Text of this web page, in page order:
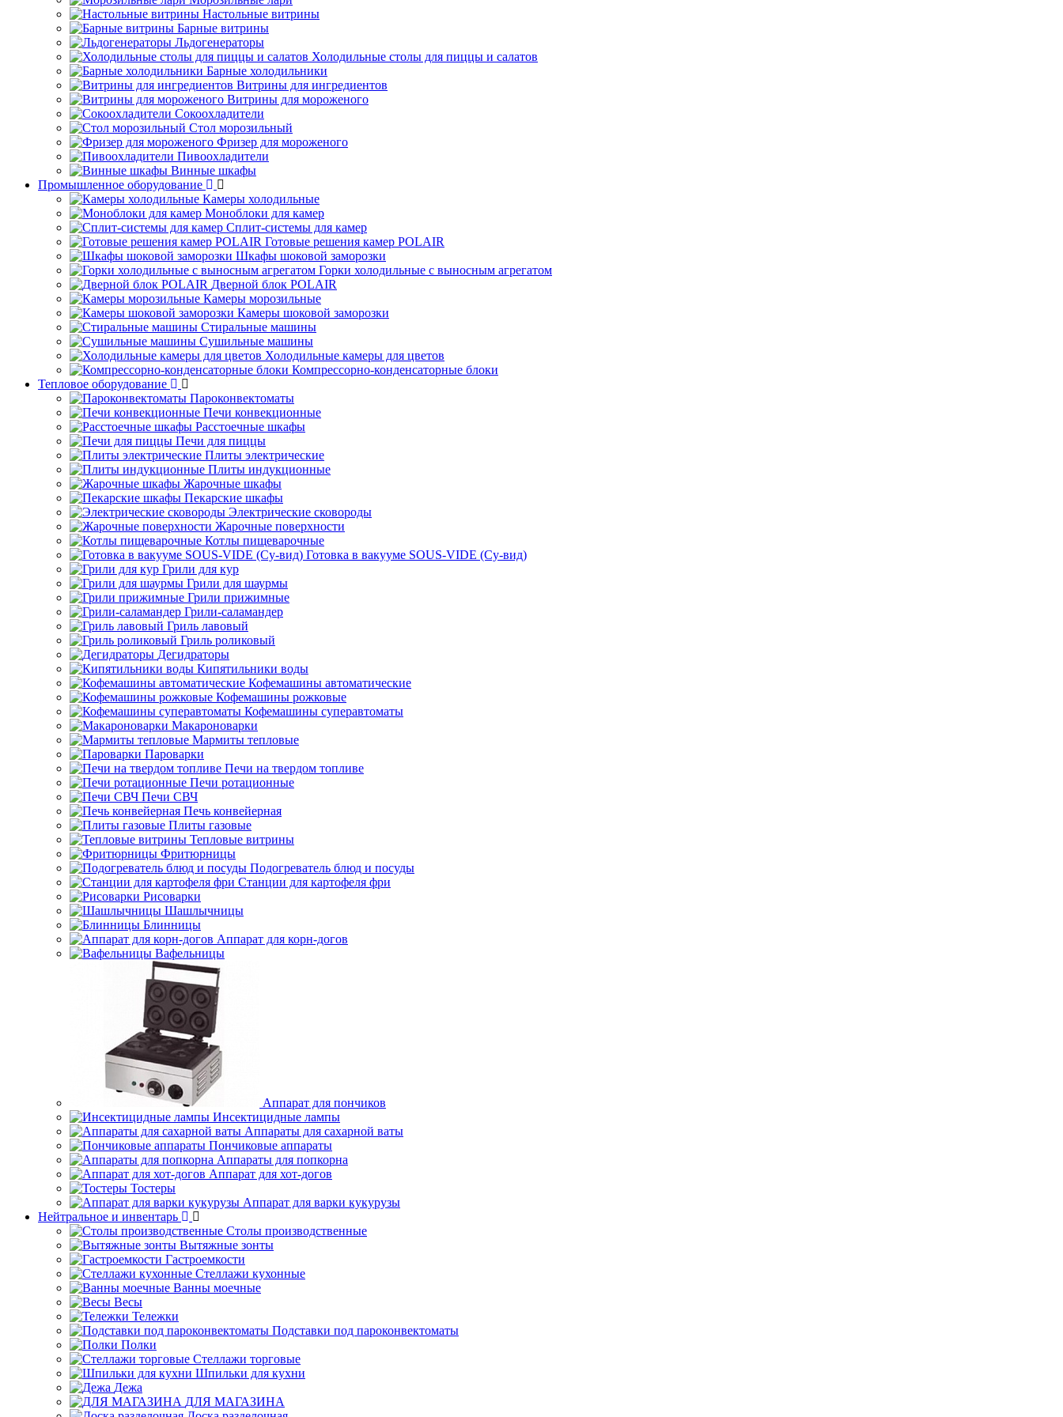
Настольные витрины
Барные витрины
Льдогенераторы
Холодильные столы для пиццы и салатов
Барные холодильники
Витрины для ингредиентов
Витрины для мороженого
Сокоохладители
Стол морозильный
Фризер для мороженого
Пивоохладители
Винные шкафы
Промышленное оборудование
Камеры холодильные
Моноблоки для камер
Сплит-системы для камер
Готовые решения камер POLAIR
Шкафы шоковой заморозки
Горки холодильные с выносным агрегатом
Дверной блок POLAIR
Камеры морозильные
Камеры шоковой заморозки
Стиральные машины
Сушильные машины
Холодильные камеры для цветов
Компрессорно-конденсаторные блоки
Тепловое оборудование
Пароконвектоматы
Печи конвекционные
Расстоечные шкафы
Печи для пиццы
Плиты электрические
Плиты индукционные
Жарочные шкафы
Пекарские шкафы
Электрические сковороды
Жарочные поверхности
Котлы пищеварочные
Готовка в вакууме SOUS-VIDE (Су-вид)
Грили для кур
Грили для шаурмы
Грили прижимные
Грили-саламандер
Гриль лавовый
Гриль роликовый
Дегидраторы
Кипятильники воды
Кофемашины автоматические
Кофемашины рожковые
Кофемашины суперавтоматы
Макароноварки
Мармиты тепловые
Пароварки
Печи на твердом топливе
Печи ротационные
Печи СВЧ
Печь конвейерная
Плиты газовые
Тепловые витрины
Фритюрницы
Подогреватель блюд и посуды
Станции для картофеля фри
Рисоварки
Шашлычницы
Блинницы
Аппарат для корн-догов
Вафельницы
Аппарат для пончиков
Инсектицидные лампы
Аппараты для сахарной ваты
Пончиковые аппараты
Аппараты для попкорна
Аппарат для хот-догов
Тостеры
Аппарат для варки кукурузы
Нейтральное и инвентарь
Столы производственные
Вытяжные зонты
Гастроемкости
Стеллажи кухонные
Ванны моечные
Весы
Тележки
Подставки под пароконвектоматы
Полки
Стеллажи торговые
Шпильки для кухни
Дежа
ДЛЯ МАГАЗИНА